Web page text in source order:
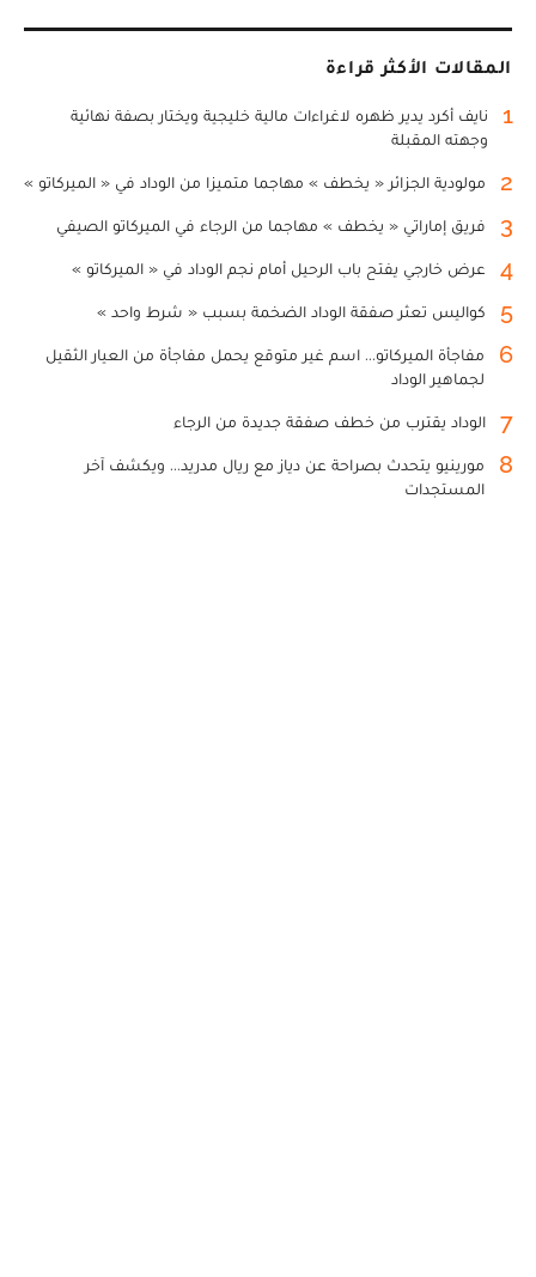
المقالات الأكثر قراءة
1
نايف أكرد يدير ظهره لاغراءات مالية خليجية ويختار بصفة نهائية
وجهته المقبلة
2 مولودية الجزائر « يخطف » مهاجما متميزا من الوداد في « الميركاتو »
3 فريق إماراتي « يخطف » مهاجما من الرجاء في الميركاتو الصيفي
4 عرض خارجي يفتح باب الرحيل أمام نجم الوداد في « الميركاتو »
5 كواليس تعثر صفقة الوداد الضخمة بسبب « شرط واحد »
6
مفاجأة الميركاتو... اسم غير متوقع يحمل مفاجأة من العيار الثقيل
لجماهير الوداد
7 الوداد يقترب من خطف صفقة جديدة من الرجاء
8
مورينيو يتحدث بصراحة عن دياز مع ريال مدريد... ويكشف آخر
المستجدات